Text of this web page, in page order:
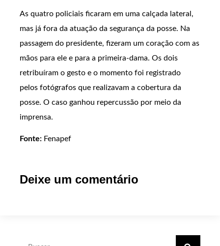
As quatro policiais ficaram em uma calçada lateral,
mas já fora da atuação da segurança da posse. Na
passagem do presidente, fizeram um coração com as
mãos para ele e para a primeira-dama. Os dois
retribuíram o gesto e o momento foi registrado
pelos fotógrafos que realizavam a cobertura da
posse. O caso ganhou repercussão por meio da
imprensa.
Fonte: Fenapef
Deixe um comentário